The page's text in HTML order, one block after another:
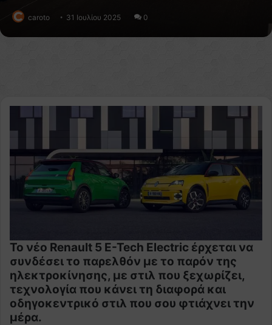
caroto 31 Ιουλίου 2025 0
Το νέο Renault 5 E-Tech Electric έρχεται να
συνδέσει το παρελθόν με το παρόν της
ηλεκτροκίνησης, με στιλ που ξεχωρίζει,
τεχνολογία που κάνει τη διαφορά και
οδηγοκεντρικό στιλ που σου φτιάχνει την
μέρα.